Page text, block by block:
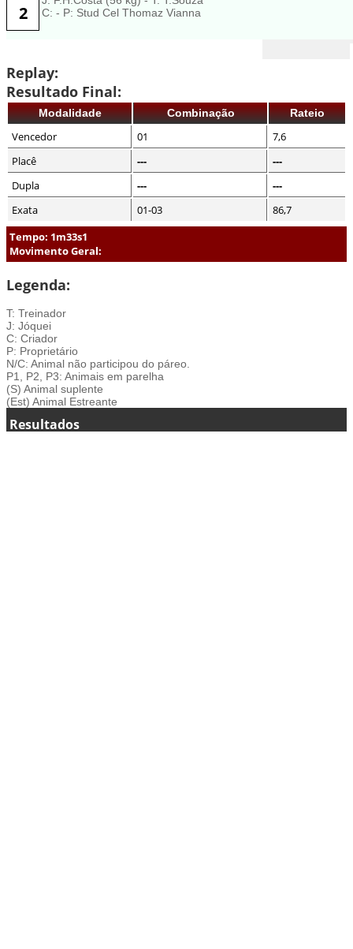
2
C: - P: Stud Cel Thomaz Vianna
Replay:
Resultado Final:
Modalidade Combinação Rateio
Vencedor 01
7,6
Placê
---
---
Dupla
---
---
Exata
01-03
86,7
Tempo: 1m33s1
Movimento Geral:
Legenda:
T: Treinador
J: Jóquei
C: Criador
P: Proprietário
N/C: Animal não participou do páreo.
P1, P2, P3: Animais em parelha
(S) Animal suplente
(Est) Animal Estreante
Resultados